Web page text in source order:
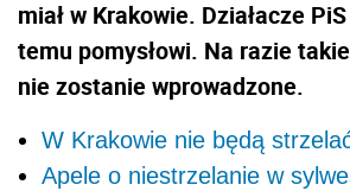
miał w Krakowie. Działacze
temu pomysłowi. Na razie
nie zostanie wprowadzone.
W Krakowie nie będą
Apele o niestrzelanie w